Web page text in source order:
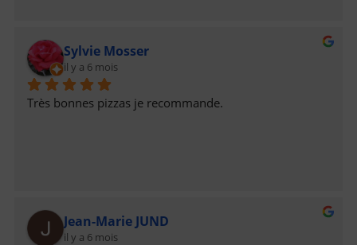
Sylvie Mosser
il y a 6 mois
Très bonnes pizzas je recommande.
Jean-Marie JUND
il y a 6 mois